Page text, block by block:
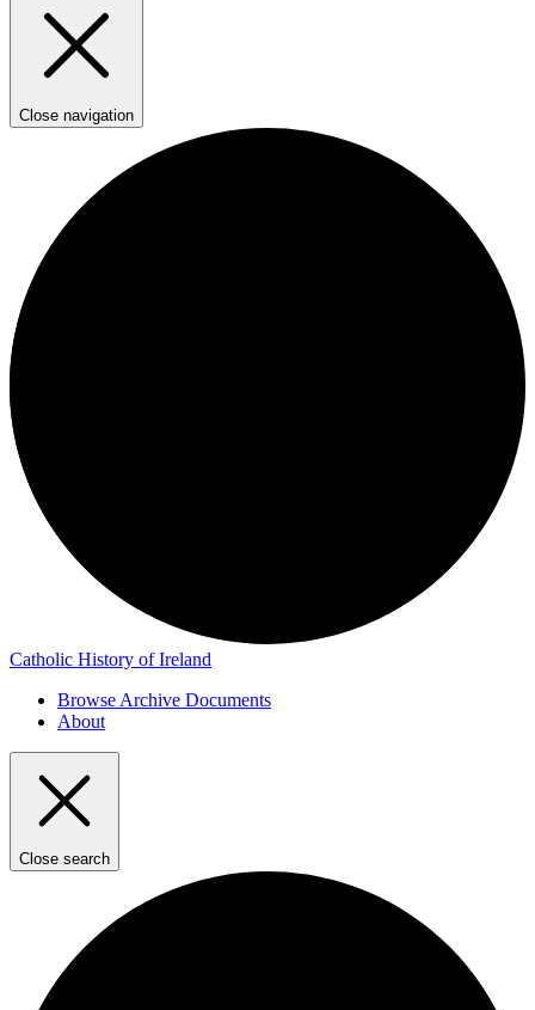
Close navigation
Catholic History of Ireland
Browse Archive Documents
About
Close search